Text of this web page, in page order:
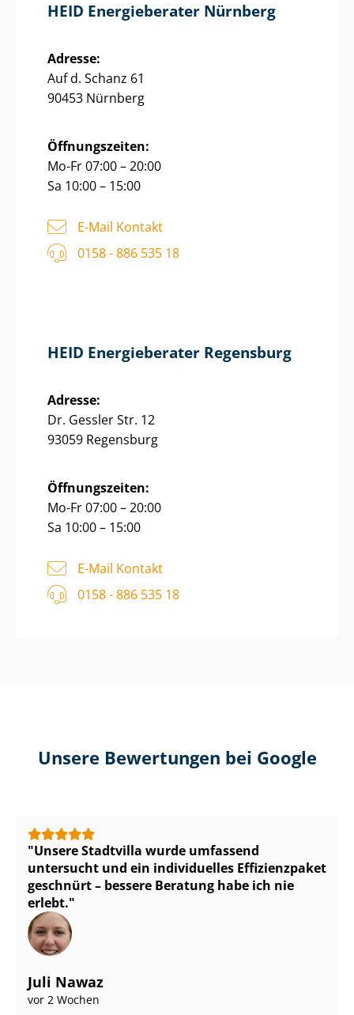
HEID Energieberater Nürnberg
Adresse:
Auf d. Schanz 61
90453 Nürnberg
Öffnungszeiten:
Mo-Fr 07:00 – 20:00
Sa 10:00 – 15:00
E-Mail Kontakt
0158 - 886 535 18
HEID Energieberater Regensburg
Adresse:
Dr. Gessler Str. 12
93059 Regensburg
Öffnungszeiten:
Mo-Fr 07:00 – 20:00
Sa 10:00 – 15:00
E-Mail Kontakt
0158 - 886 535 18
Unsere Bewertungen bei Google
Unsere Stadtvilla wurde umfassend
untersucht und ein individuelles Effizienzpaket
geschnürt – bessere Beratung habe ich nie
erlebt.
Juli Nawaz
vor 2 Wochen